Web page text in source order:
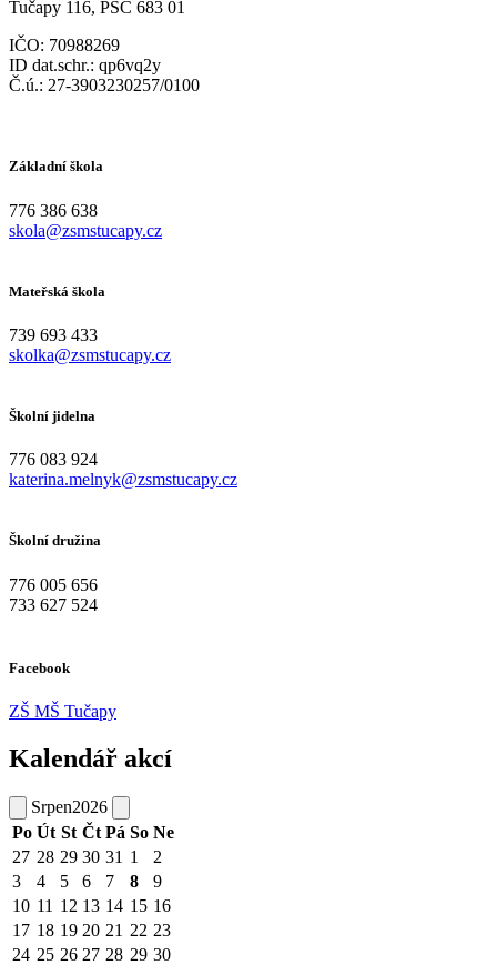
Tučapy 116, PSČ 683 01
IČO: 70988269
ID dat.schr.: qp6vq2y
Č.ú.: 27-3903230257/0100
Základní škola
776 386 638
skola@zsmstucapy.cz
Mateřská škola
739 693 433
skolka@zsmstucapy.cz
Školní jidelna
776 083 924
katerina.melnyk@zsmstucapy.cz
Školní družina
776 005 656
733 627 524
Facebook
ZŠ MŠ Tučapy
Kalendář akcí
Srpen2026
Po Út St Čt Pá So Ne
27 28 29 30 31 1
2
3
4 5 6 7 8
9
10 11 12 13 14 15 16
17 18 19 20 21 22 23
24 25 26 27 28 29 30